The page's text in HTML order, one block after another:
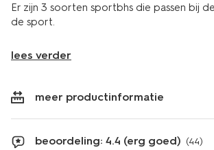
Er zijn 3 soorten sportbhs die passen bij
de sport.
lees verder
meer productinformatie
beoordeling: 4.4 (erg goed) (44)